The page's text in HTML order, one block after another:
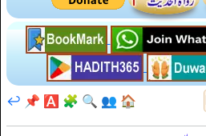
🏠
👥
🔍
🧩
🅰️
📌
↩️